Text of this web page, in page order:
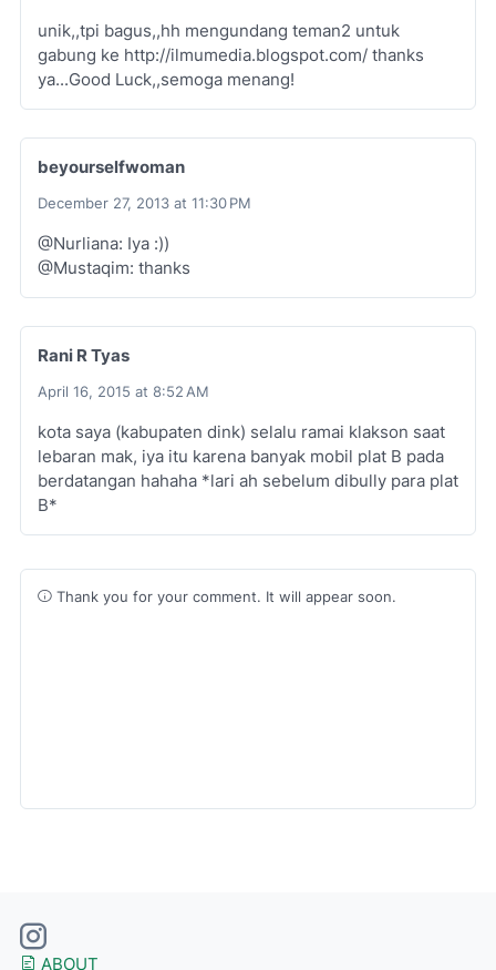
unik,,tpi bagus,,hh mengundang teman2 untuk
gabung ke http://ilmumedia.blogspot.com/ thanks
ya...Good Luck,,semoga menang!
beyourselfwoman
December 27, 2013 at 11:30 PM
@Nurliana: Iya :))
@Mustaqim: thanks
Rani R Tyas
April 16, 2015 at 8:52 AM
kota saya (kabupaten dink) selalu ramai klakson saat
lebaran mak, iya itu karena banyak mobil plat B pada
berdatangan hahaha *lari ah sebelum dibully para plat
B*
Thank you for your comment. It will appear soon.
ABOUT